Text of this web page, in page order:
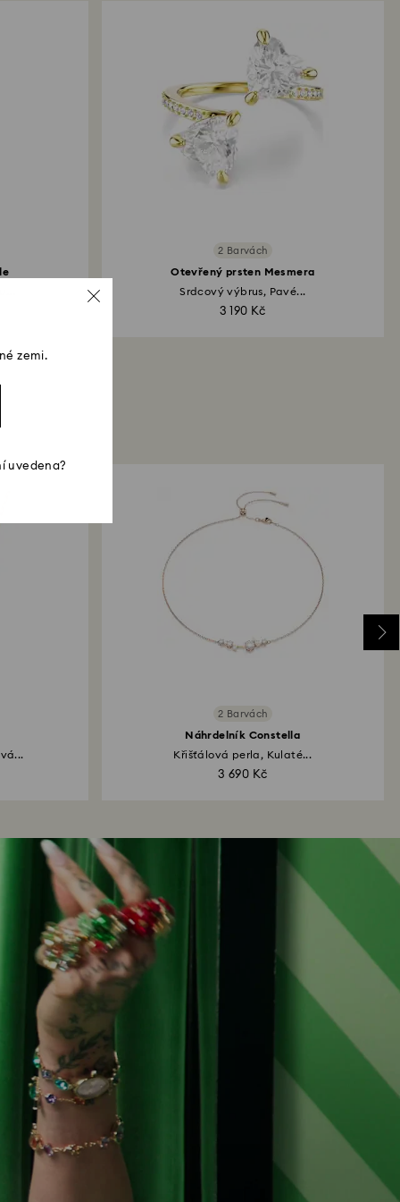
2 Barvách
Otevřený prsten Mesmera
Srdcový výbrus, Pavé...
3 190 Kč
2 Barvách
Náhrdelník Constella
Křišťálová perla, Kulaté...
3 690 Kč
zemi.
uvedena?